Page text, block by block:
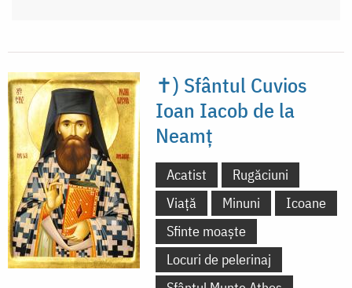
✝) Sfântul Cuvios
Ioan Iacob de la
Neamț
Acatist
Rugăciuni
Viață
Minuni
Icoane
Sfinte moaște
Locuri de pelerinaj